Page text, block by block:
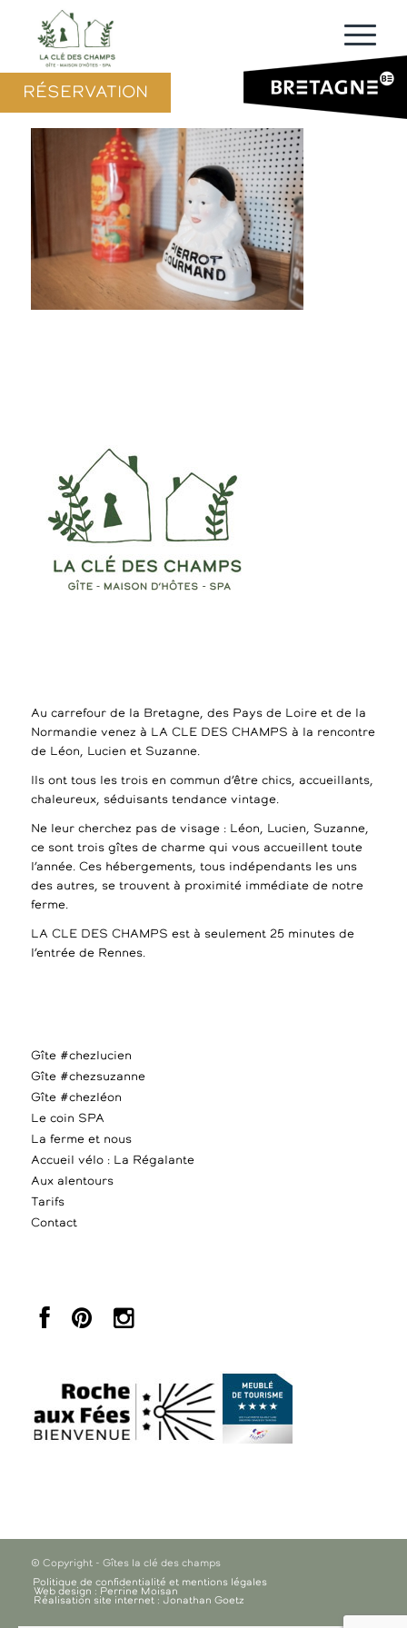
RÉSERVATION
Au carrefour de la Bretagne, des Pays de Loire et de la
Normandie venez à LA CLE DES CHAMPS à la rencontre
de Léon, Lucien et Suzanne.
Ils ont tous les trois en commun d’être chics, accueillants,
chaleureux, séduisants tendance vintage.
Ne leur cherchez pas de visage : Léon, Lucien, Suzanne,
ce sont trois gîtes de charme qui vous accueillent toute
l’année. Ces hébergements, tous indépendants les uns
des autres, se trouvent à proximité immédiate de notre
ferme.
LA CLE DES CHAMPS est à seulement 25 minutes de
l’entrée de Rennes.
Gîte #chezlucien
Gîte #chezsuzanne
Gîte #chezléon
Le coin SPA
La ferme et nous
Accueil vélo : La Régalante
Aux alentours
Tarifs
Contact
© Copyright - Gîtes la clé des champs
Politique de confidentialité et mentions légales
Web design : Perrine Moisan
Réalisation site internet : Jonathan Goetz